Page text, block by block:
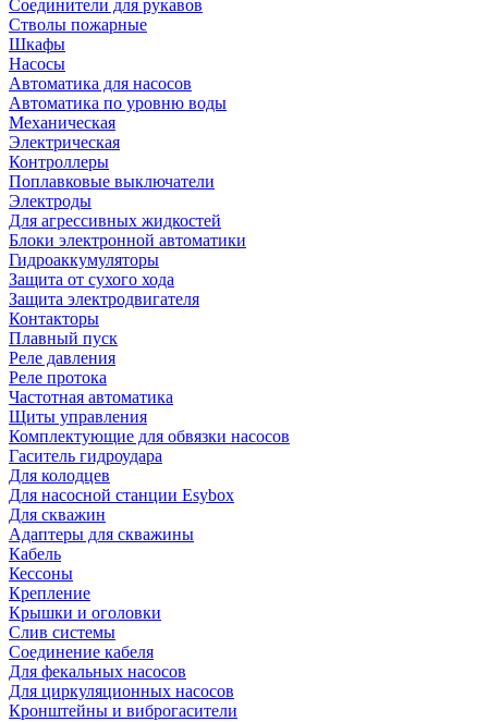
Соединители для рукавов
Стволы пожарные
Шкафы
Насосы
Автоматика для насосов
Автоматика по уровню воды
Механическая
Электрическая
Контроллеры
Поплавковые выключатели
Электроды
Для агрессивных жидкостей
Блоки электронной автоматики
Гидроаккумуляторы
Защита от сухого хода
Защита электродвигателя
Контакторы
Плавный пуск
Реле давления
Реле протока
Частотная автоматика
Щиты управления
Комплектующие для обвязки насосов
Гаситель гидроудара
Для колодцев
Для насосной станции Esybox
Для скважин
Адаптеры для скважины
Кабель
Кессоны
Крепление
Крышки и оголовки
Слив системы
Соединение кабеля
Для фекальных насосов
Для циркуляционных насосов
Кронштейны и виброгасители